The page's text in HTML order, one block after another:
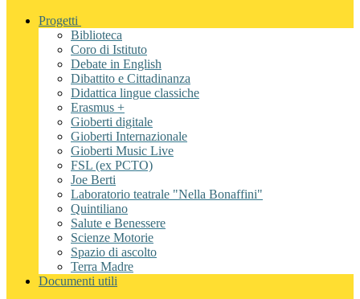
Progetti
Biblioteca
Coro di Istituto
Debate in English
Dibattito e Cittadinanza
Didattica lingue classiche
Erasmus +
Gioberti digitale
Gioberti Internazionale
Gioberti Music Live
FSL (ex PCTO)
Joe Berti
Laboratorio teatrale "Nella Bonaffini"
Quintiliano
Salute e Benessere
Scienze Motorie
Spazio di ascolto
Terra Madre
Documenti utili